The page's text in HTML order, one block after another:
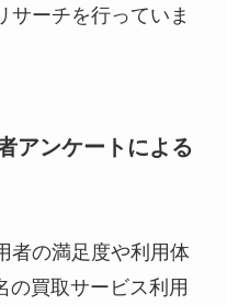
サーチを行っていま
アンケートによる
者の満足度や利用体
の買取サービス利用